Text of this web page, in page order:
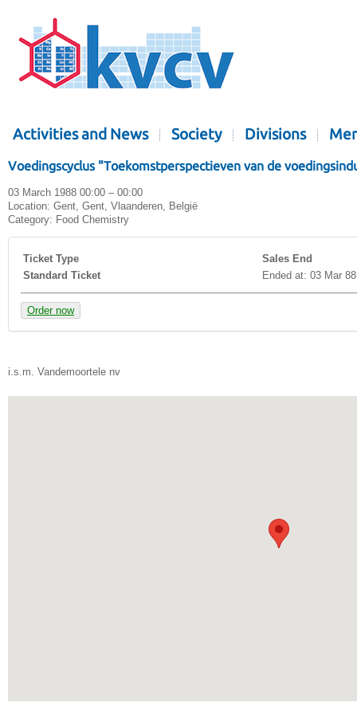
Activities and News Society Divisions
Voedingscyclus "Toekomstperspectieven van de
03 March 1988 00:00 – 00:00
Location: Gent, Gent, Vlaanderen, België
Category: Food Chemistry
Ticket Type
Sales End
Standard Ticket
Ended at: 03 Mar 88
Order now
i.s.m. Vandemoortele nv